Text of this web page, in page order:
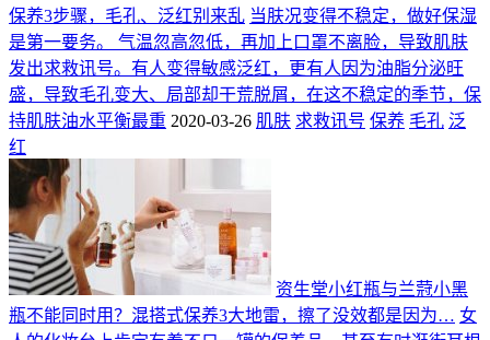
保养3步骤，毛孔、泛红别来乱 当肤况变得不稳定，做好保湿
是第一要务。 气温忽高忽低，再加上口罩不离脸，导致肌肤
发出求救讯号。有人变得敏感泛红，更有人因为油脂分泌旺
盛，导致毛孔变大、局部却干荒脱屑，在这不稳定的季节，保
持肌肤油水平衡最重 2020-03-26 肌肤 求救讯号 保养 毛孔 泛
红
资生堂小红瓶与兰蒄小黑
瓶不能同时用？混搭式保养3大地雷，擦了没效都是因为… 女